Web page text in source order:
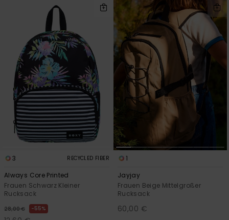
3 RECYCLED FIBER
Always Core Printed
Frauen Schwarz Kleiner
Rucksack
28,00 € 55%
1
Jayjay
Frauen Beige Mittelgroßer
Rucksack
60,00 €